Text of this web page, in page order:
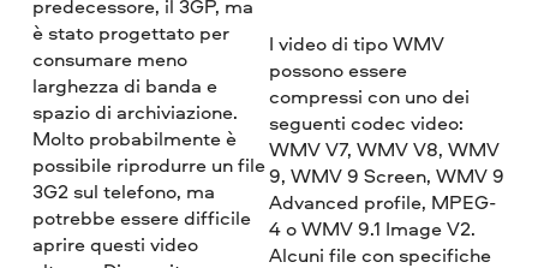
predecessore, il 3GP, ma
è stato progettato per
consumare meno
larghezza di banda e
spazio di archiviazione.
Molto probabilmente è
possibile riprodurre un file
3G2 sul telefono, ma
potrebbe essere difficile
aprire questi video
I video di tipo WMV
possono essere
compressi con uno dei
seguenti codec video:
WMV V7, WMV V8, WMV
9, WMV 9 Screen, WMV 9
Advanced profile, MPEG-
4 o WMV 9.1 Image V2.
Alcuni file con specifiche